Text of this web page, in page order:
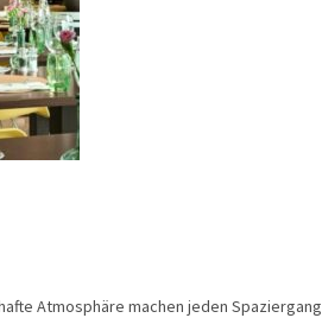
Atmosphäre machen jeden Spaziergang